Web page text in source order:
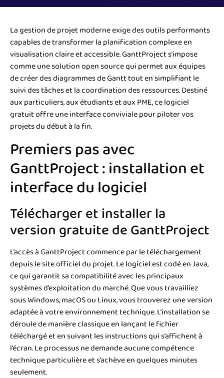
La gestion de projet moderne exige des outils performants
capables de transformer la planification complexe en
visualisation claire et accessible. GanttProject s’impose
comme une solution open source qui permet aux équipes
de créer des diagrammes de Gantt tout en simplifiant le
suivi des tâches et la coordination des ressources. Destiné
aux particuliers, aux étudiants et aux PME, ce logiciel
gratuit offre une interface conviviale pour piloter vos
projets du début à la fin.
Premiers pas avec
GanttProject : installation et
interface du logiciel
Télécharger et installer la
version gratuite de GanttProject
L’accès à GanttProject commence par le téléchargement
depuis le site officiel du projet. Le logiciel est codé en Java,
ce qui garantit sa compatibilité avec les principaux
systèmes d’exploitation du marché. Que vous travailliez
sous Windows, macOS ou Linux, vous trouverez une version
adaptée à votre environnement technique. L’installation se
déroule de manière classique en lançant le fichier
téléchargé et en suivant les instructions qui s’affichent à
l’écran. Le processus ne demande aucune compétence
technique particulière et s’achève en quelques minutes
seulement.